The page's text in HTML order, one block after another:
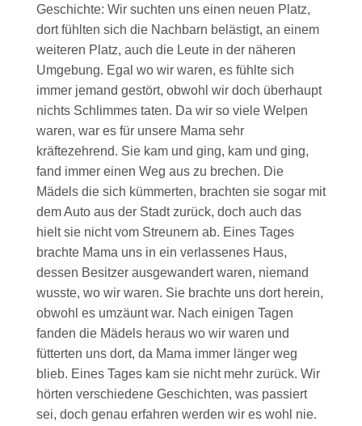
Geschichte: Wir suchten uns einen neuen Platz,
dort fühlten sich die Nachbarn belästigt, an einem
weiteren Platz, auch die Leute in der näheren
Umgebung. Egal wo wir waren, es fühlte sich
immer jemand gestört, obwohl wir doch überhaupt
nichts Schlimmes taten. Da wir so viele Welpen
waren, war es für unsere Mama sehr
kräftezehrend. Sie kam und ging, kam und ging,
fand immer einen Weg aus zu brechen. Die
Mädels die sich kümmerten, brachten sie sogar mit
dem Auto aus der Stadt zurück, doch auch das
hielt sie nicht vom Streunern ab. Eines Tages
brachte Mama uns in ein verlassenes Haus,
dessen Besitzer ausgewandert waren, niemand
wusste, wo wir waren. Sie brachte uns dort herein,
obwohl es umzäunt war. Nach einigen Tagen
fanden die Mädels heraus wo wir waren und
fütterten uns dort, da Mama immer länger weg
blieb. Eines Tages kam sie nicht mehr zurück. Wir
hörten verschiedene Geschichten, was passiert
sei, doch genau erfahren werden wir es wohl nie.